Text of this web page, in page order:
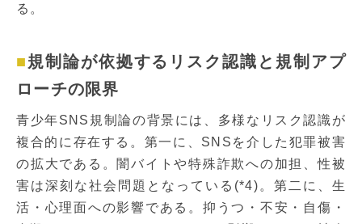
る。
規制論が依拠するリスク認識と規制アプ
ローチの限界
青少年SNS規制論の背景には、多様なリスク認識が
複合的に存在する。第一に、SNSを介した犯罪被害
の拡大である。闇バイトや特殊詐欺への加担、性被
害は深刻な社会問題となっている(*4)。第二に、生
活・心理面への影響である。抑うつ・不安・自傷・